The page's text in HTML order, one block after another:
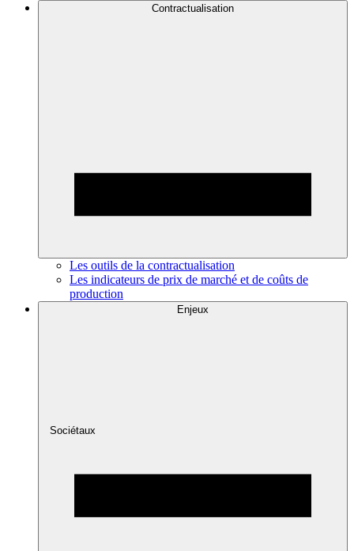
Contractualisation
Les outils de la contractualisation
Les indicateurs de prix de marché et de coûts de
production
Enjeux
Sociétaux